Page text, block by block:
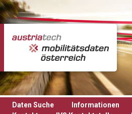
Direkt zum Inhalt
Daten Suche Informationen